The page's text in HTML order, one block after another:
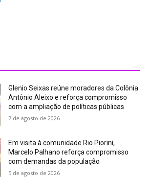
Glenio Seixas reúne moradores da Colônia
Antônio Aleixo e reforça compromisso
com a ampliação de políticas públicas
7 de agosto de 2026
Em visita à comunidade Rio Piorini,
Marcelo Palhano reforça compromisso
com demandas da população
5 de agosto de 2026